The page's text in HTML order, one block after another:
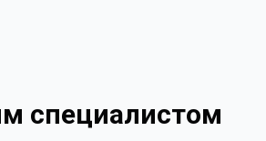
специалистом